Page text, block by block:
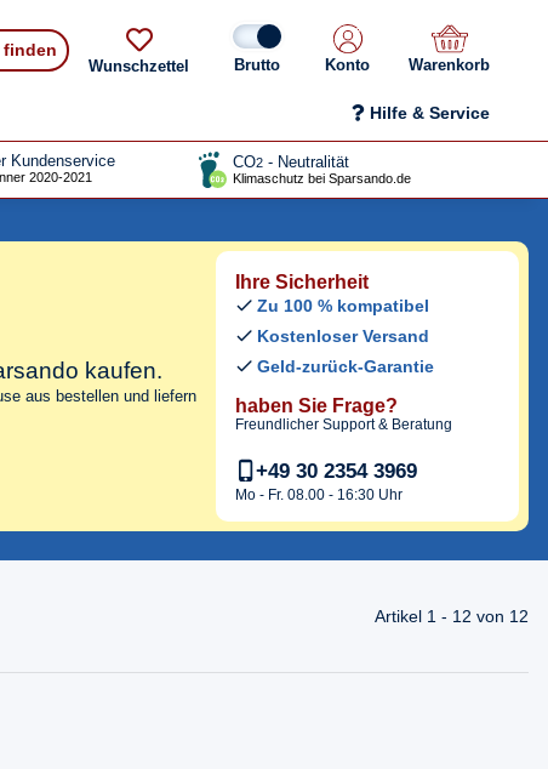
finden
Wunschzettel Konto Warenkorb
Hilfe & Service
Kundenservice
2020-2021
CO2 - Neutralität
Klimaschutz bei Sparsando.de
kaufen.
aus bestellen und liefern
Ihre Sicherheit
Zu 100 % kompatibel
Kostenloser Versand
Geld-zurück-Garantie
haben Sie Frage?
Freundlicher Support & Beratung
+49 30 2354 3969
Mo - Fr. 08.00 - 16:30 Uhr
Artikel 1 - 12 von 12